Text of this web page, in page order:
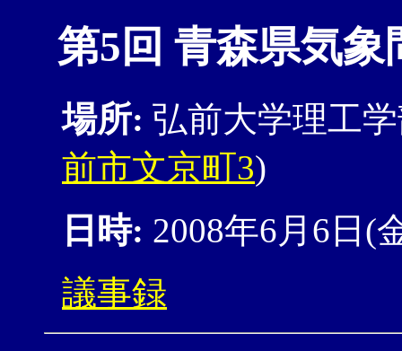
第5回 青森県気
場所: 弘前大学理工
前市文京町3)
日時: 2008年6月6日(
議事録